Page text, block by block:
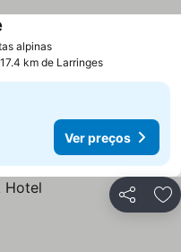
alpinas
km de Larringes
Ver preços
Partilhar